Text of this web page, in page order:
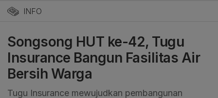
INFO
Songsong HUT ke-42, Tugu
Insurance Bangun Fasilitas Air
Bersih Warga
Tugu Insurance mewujudkan pembangunan